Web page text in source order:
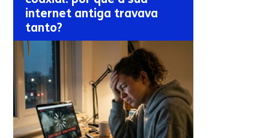
internet antiga travava
tanto?